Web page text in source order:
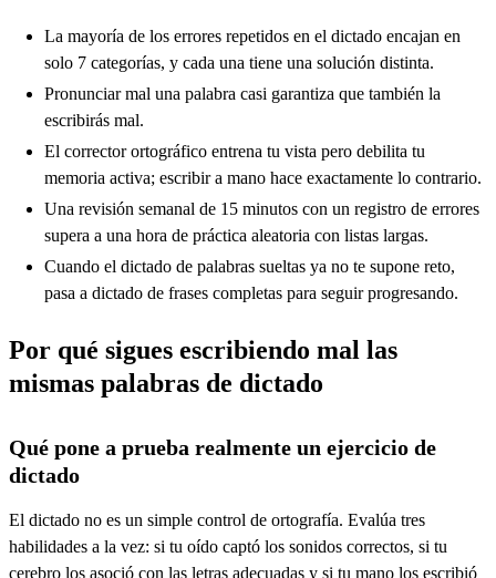
La mayoría de los errores repetidos en el dictado encajan en
solo 7 categorías, y cada una tiene una solución distinta.
Pronunciar mal una palabra casi garantiza que también la
escribirás mal.
El corrector ortográfico entrena tu vista pero debilita tu
memoria activa; escribir a mano hace exactamente lo contrario.
Una revisión semanal de 15 minutos con un registro de errores
supera a una hora de práctica aleatoria con listas largas.
Cuando el dictado de palabras sueltas ya no te supone reto,
pasa a dictado de frases completas para seguir progresando.
Por qué sigues escribiendo mal las
mismas palabras de dictado
Qué pone a prueba realmente un ejercicio de
dictado
El dictado no es un simple control de ortografía. Evalúa tres
habilidades a la vez: si tu oído captó los sonidos correctos, si tu
cerebro los asoció con las letras adecuadas y si tu mano los escribió